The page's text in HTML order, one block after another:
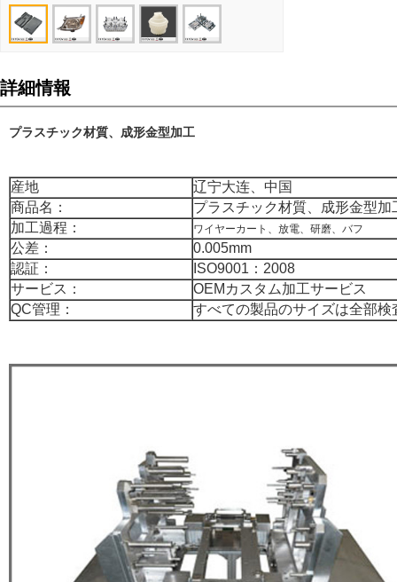
詳細情報
プラスチック材質、成形金型加工
産地
辽宁大连、中国
商品名：
プラスチック材質、成形金型加
加工過程：
ワイヤーカート、放電、研磨、バフ
公差：
0.005mm
認証：
ISO9001：2008
サービス：
OEMカスタム加工サービス
QC管理：
すべての製品のサイズは全部